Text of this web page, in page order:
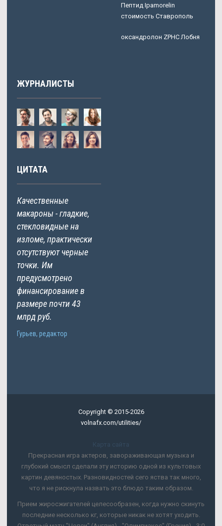
Пептид Ipamorelin
стоимость Ставрополь
оксандролон ZPHC Лобня
ЖУРНАЛИСТЫ
ЦИТАТА
Качественные
макароны - гладкие,
стекловидные на
изломе, практически
отсутствуют черные
точки. Им
предусмотрено
финансирование в
размере почти 43
млрд руб.
Гурьев, редактор
Copyright © 2015-2026
volnafx.com/utilities/
Карта сайта
Прекрасная игра актеров, завораживающая музыка и
глубокий смысл сделали эту историю одной из культовых
картин девяностых. Разновидностей сего яства так много,
что я не рискнула назвать это блюдо таким образом.
Прием жиросжигателей целесообразен, когда нужно скинуть
последние несколько кг, которые никак не хотят уходить.